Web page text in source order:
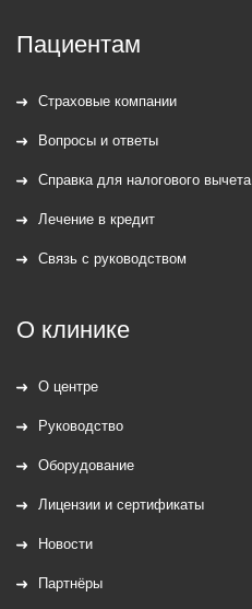
Пациентам
Страховые компании
Вопросы и ответы
Справка для налогового вычета
Лечение в кредит
Связь с руководством
О клинике
О центре
Руководство
Оборудование
Лицензии и сертификаты
Новости
Партнёры